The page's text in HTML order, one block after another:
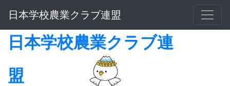
日本学校農業クラブ連盟
日本学校農業クラブ連
盟